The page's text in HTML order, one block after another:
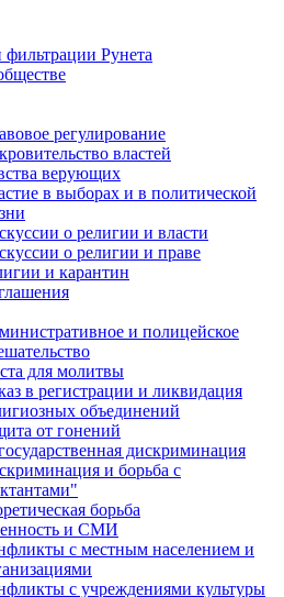
Рунета
регулирование
властей
верующих
в выборах и в политической
о религии и власти
о религии и праве
и карантин
и полицейское
для молитвы
в регистрации и ликвидация
объединений
от гонений
дискриминация
и борьба с
борьба
и СМИ
с местным населением и
с учреждениями культуры